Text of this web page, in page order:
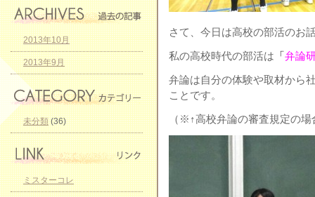
さて、今日は高校の部活のお
私の高校時代の部活は 「弁論
弁論は自分の体験や取材から
ことです。
（※↑高校弁論の審査規定の場
2013年10月
2013年9月
未分類(36)
ミスターコレ